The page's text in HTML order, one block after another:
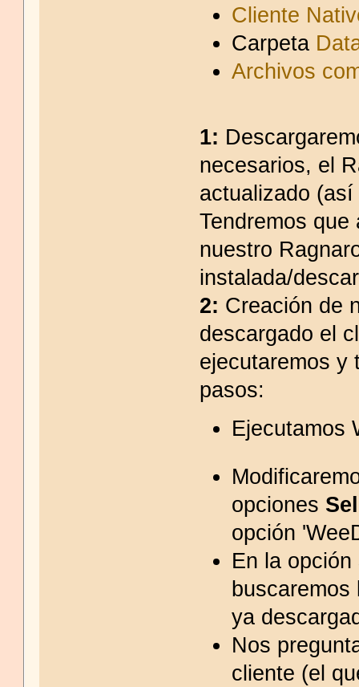
Cliente
Carpeta
Archivos
1:
necesarios, el
actualizado
Tendremos
nuestro
instalada/
2: Creación de
descargado el
ejecutaremos y
pasos:
Ejecutamos
opciones
opción
En la opción
buscaremos
ya
Nos
cliente (el